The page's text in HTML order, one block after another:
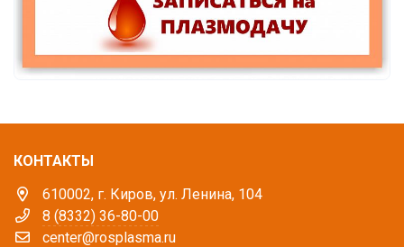
КОНТАКТЫ
610002, г. Киров, ул. Ленина, 104
8 (8332) 36-80-00
center@rosplasma.ru